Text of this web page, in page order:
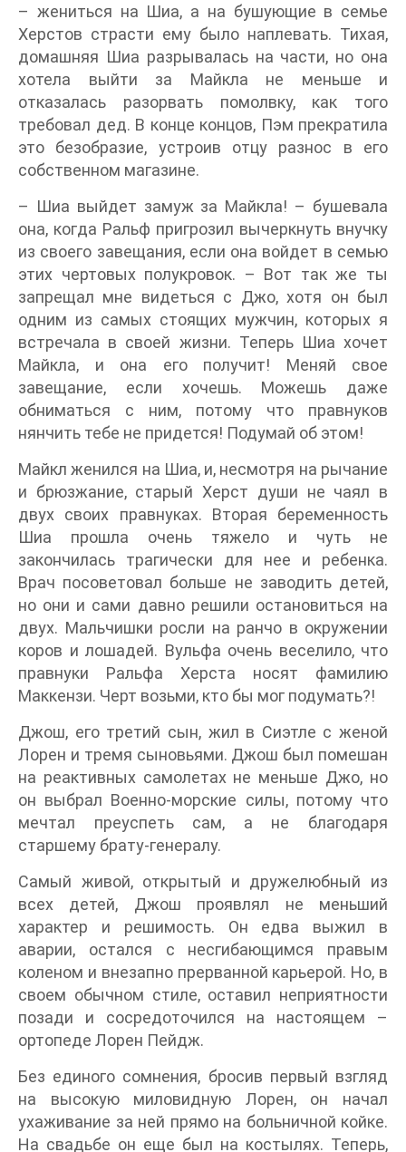
– жениться на Шиа, а на бушующие в семье
Херстов страсти ему было наплевать. Тихая,
домашняя Шиа разрывалась на части, но она
хотела выйти за Майкла не меньше и
отказалась разорвать помолвку, как того
требовал дед. В конце концов, Пэм прекратила
это безобразие, устроив отцу разнос в его
собственном магазине.
– Шиа выйдет замуж за Майкла! – бушевала
она, когда Ральф пригрозил вычеркнуть внучку
из своего завещания, если она войдет в семью
этих чертовых полукровок. – Вот так же ты
запрещал мне видеться с Джо, хотя он был
одним из самых стоящих мужчин, которых я
встречала в своей жизни. Теперь Шиа хочет
Майкла, и она его получит! Меняй свое
завещание, если хочешь. Можешь даже
обниматься с ним, потому что правнуков
нянчить тебе не придется! Подумай об этом!
Майкл женился на Шиа, и, несмотря на рычание
и брюзжание, старый Херст души не чаял в
двух своих правнуках. Вторая беременность
Шиа прошла очень тяжело и чуть не
закончилась трагически для нее и ребенка.
Врач посоветовал больше не заводить детей,
но они и сами давно решили остановиться на
двух. Мальчишки росли на ранчо в окружении
коров и лошадей. Вульфа очень веселило, что
правнуки Ральфа Херста носят фамилию
Маккензи. Черт возьми, кто бы мог подумать?!
Джош, его третий сын, жил в Сиэтле с женой
Лорен и тремя сыновьями. Джош был помешан
на реактивных самолетах не меньше Джо, но
он выбрал Военно-морские силы, потому что
мечтал преуспеть сам, а не благодаря
старшему брату-генералу.
Самый живой, открытый и дружелюбный из
всех детей, Джош проявлял не меньший
характер и решимость. Он едва выжил в
аварии, остался с несгибающимся правым
коленом и внезапно прерванной карьерой. Но, в
своем обычном стиле, оставил неприятности
позади и сосредоточился на настоящем –
ортопеде Лорен Пейдж.
Без единого сомнения, бросив первый взгляд
на высокую миловидную Лорен, он начал
ухаживание за ней прямо на больничной койке.
На свадьбе он еще был на костылях. Теперь,